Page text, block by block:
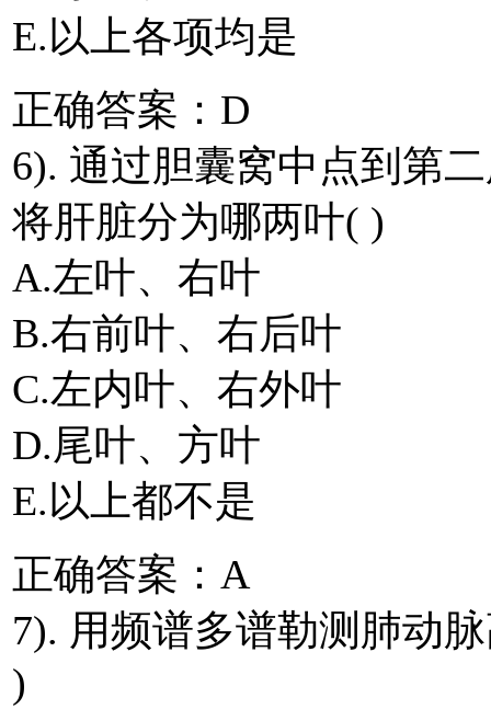
E.以上各项均是
正确答案：D
6). 通过胆囊窝中点到第
将肝脏分为哪两叶( )
A.左叶、右叶
B.右前叶、右后叶
C.左内叶、右外叶
D.尾叶、方叶
E.以上都不是
正确答案：A
7). 用频谱多谱勒测肺动
)